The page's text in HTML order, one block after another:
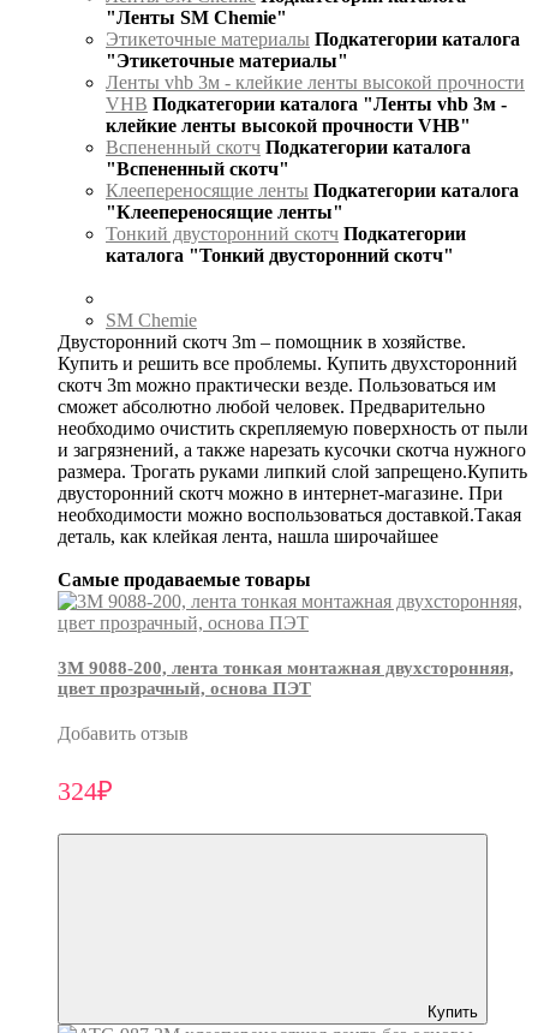
"Ленты SM Chemie"
Этикеточные материалы Подкатегории каталога
"Этикеточные материалы"
Ленты vhb 3м - клейкие ленты высокой прочности
VHB Подкатегории каталога "Ленты vhb 3м -
клейкие ленты высокой прочности VHB"
Вспененный скотч Подкатегории каталога
"Вспененный скотч"
Клеепереносящие ленты Подкатегории каталога
"Клеепереносящие ленты"
Тонкий двусторонний скотч Подкатегории
каталога "Тонкий двусторонний скотч"
SM Chemie
Двусторонний скотч 3m – помощник в хозяйстве.
Купить и решить все проблемы. Купить двухсторонний
скотч 3m можно практически везде. Пользоваться им
сможет абсолютно любой человек. Предварительно
необходимо очистить скрепляемую поверхность от пыли
и загрязнений, а также нарезать кусочки скотча нужного
размера. Трогать руками липкий слой запрещено.Купить
двусторонний скотч можно в интернет-магазине. При
необходимости можно воспользоваться доставкой.Такая
деталь, как клейкая лента, нашла широчайшее
Самые продаваемые товары
3М 9088-200, лента тонкая монтажная двухсторонняя,
цвет прозрачный, основа ПЭТ
Добавить отзыв
324₽
Купить